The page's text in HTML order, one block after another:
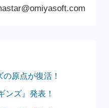
の原点が復活！
ンズ』発表！